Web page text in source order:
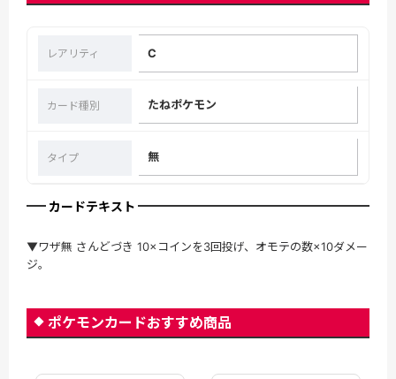
レアリティ C
カード種別 たねポケモン
タイプ 無
カードテキスト
▼ワザ無 さんどづき 10×コインを3回投げ、オモテの数×10ダメー
ジ。
ポケモンカードおすすめ商品